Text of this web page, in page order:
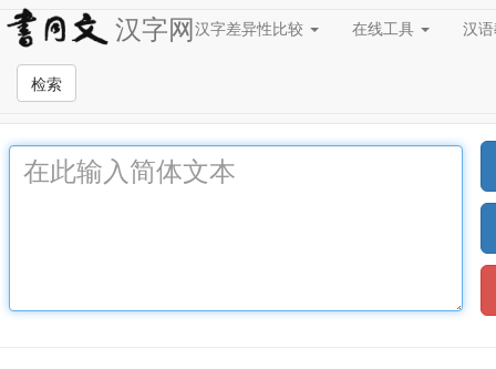
汉字网汉字差异性比较 在线工具 汉
检索
简繁转换